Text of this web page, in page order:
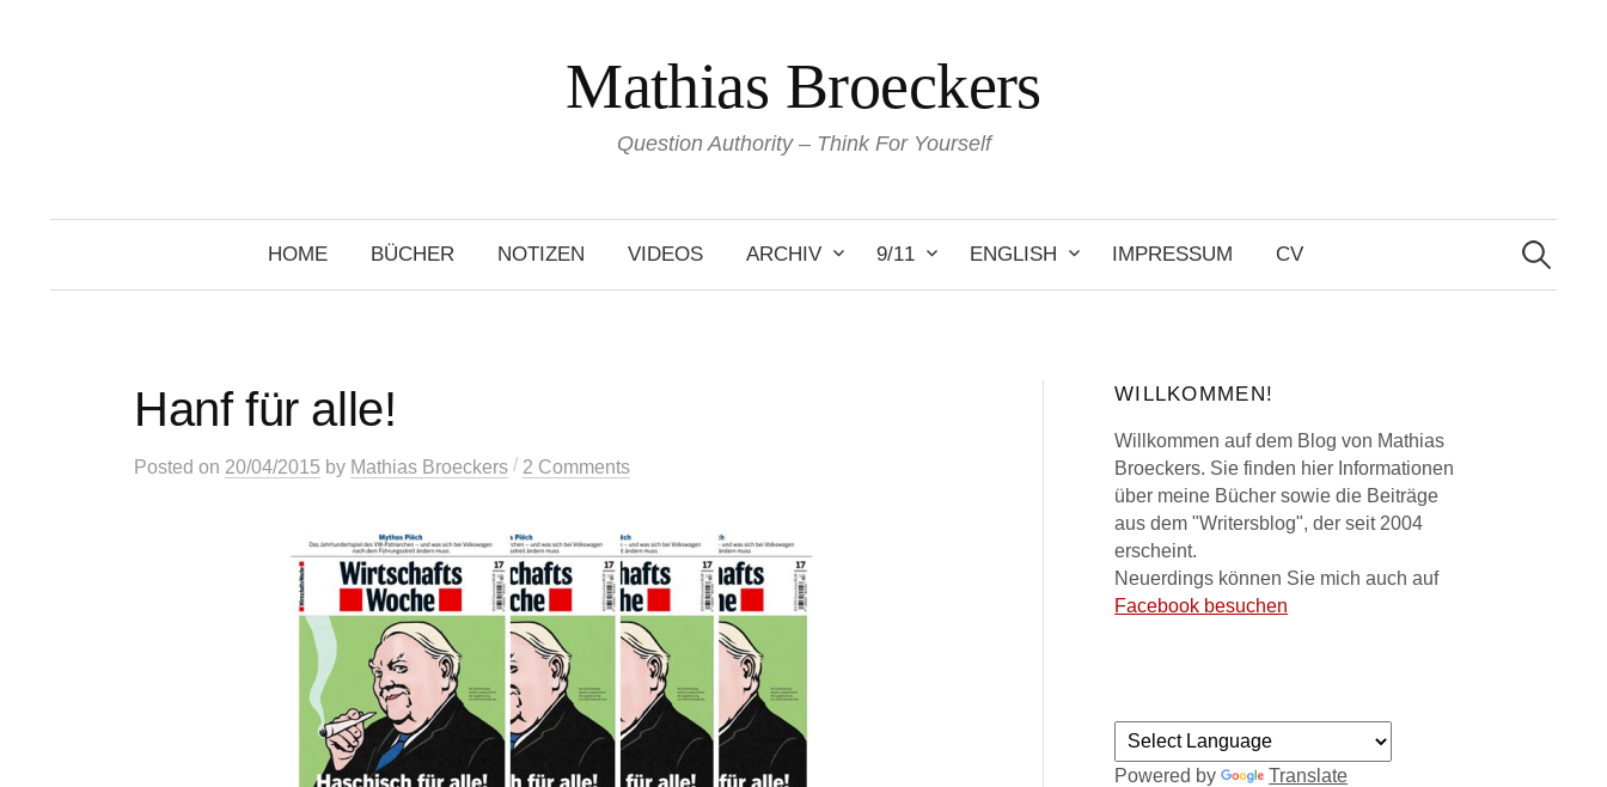
Mathias Broeckers
Question Authority – Think For Yourself
HOME BÜCHER NOTIZEN VIDEOS ARCHIV 9/11 ENGLISH IMPRESSUM CV
Search
for:
Hanf für alle!
Posted on 20/04/2015 by Mathias Broeckers / 2 Comments
WILLKOMMEN!
Willkommen auf dem Blog von Mathias
Broeckers. Sie finden hier Informationen
über meine Bücher sowie die Beiträge
aus dem "Writersblog", der seit 2004
erscheint.
Neuerdings können Sie mich auch auf
Facebook besuchen
Powered by Translate